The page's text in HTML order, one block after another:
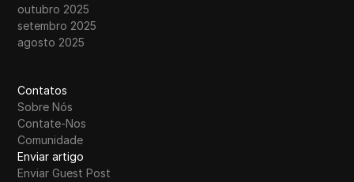
outubro 2025
setembro 2025
agosto 2025
Contatos
Sobre Nós
Contate-Nos
Comunidade
Enviar artigo
Enviar Guest Post